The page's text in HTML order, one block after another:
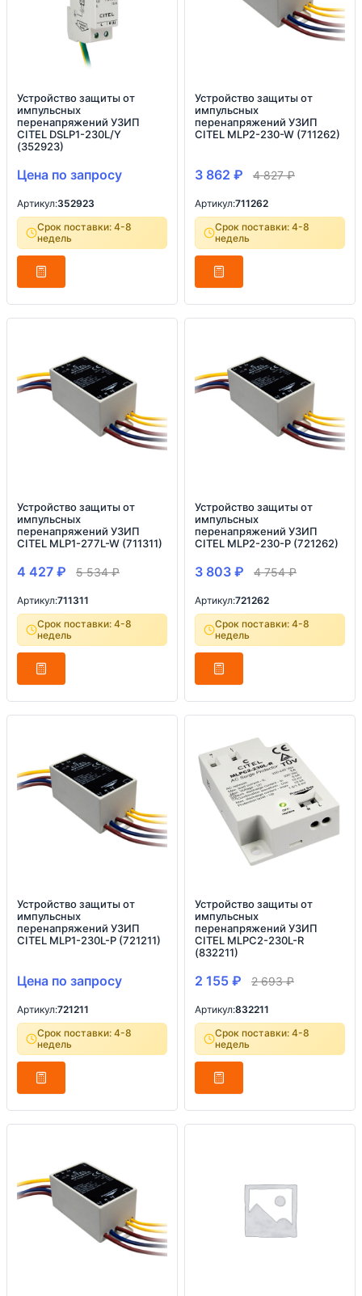
Устройство защиты от
импульсных
перенапряжений УЗИП
CITEL DSLP1-230L/Y
(352923)
Цена по запросу
Артикул:352923
Срок поставки: 4-8
недель
Устройство защиты от
импульсных
перенапряжений УЗИП
CITEL MLP2-230-W (711262)
3 862 ₽ 4 827₽
Артикул:711262
Срок поставки: 4-8
недель
Устройство защиты от
импульсных
перенапряжений УЗИП
CITEL MLP1-277L-W (711311)
4 427 ₽ 5 534₽
Артикул:711311
Срок поставки: 4-8
недель
Устройство защиты от
импульсных
перенапряжений УЗИП
CITEL MLP2-230-P (721262)
3 803 ₽ 4 754₽
Артикул:721262
Срок поставки: 4-8
недель
Устройство защиты от
импульсных
перенапряжений УЗИП
CITEL MLP1-230L-P (721211)
Цена по запросу
Артикул:721211
Срок поставки: 4-8
недель
Устройство защиты от
импульсных
перенапряжений УЗИП
CITEL MLPC2-230L-R
(832211)
2 155 ₽ 2 693₽
Артикул:832211
Срок поставки: 4-8
недель